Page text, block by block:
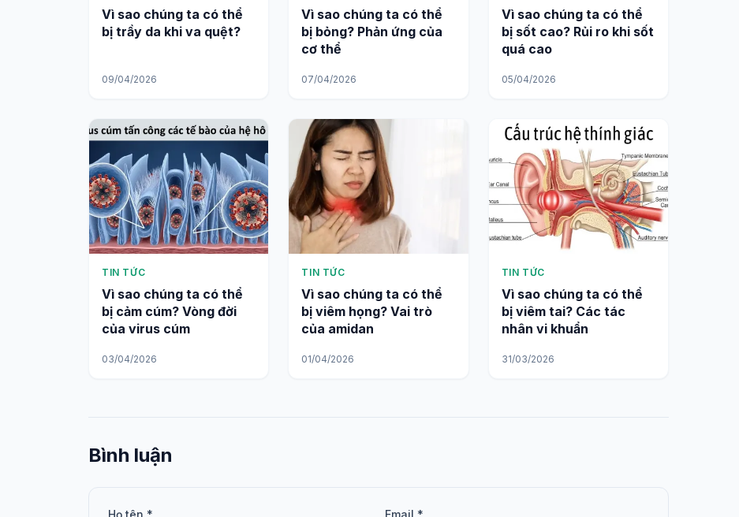
Vì sao chúng ta có thể
bị trầy da khi va quệt?
09/04/2026
Vì sao chúng ta có thể
bị bỏng? Phản ứng của
cơ thể
07/04/2026
Vì sao chúng ta có thể
bị sốt cao? Rủi ro khi sốt
quá cao
05/04/2026
TIN TỨC
Vì sao chúng ta có thể
bị cảm cúm? Vòng đời
của virus cúm
03/04/2026
TIN TỨC
Vì sao chúng ta có thể
bị viêm họng? Vai trò
của amidan
01/04/2026
TIN TỨC
Vì sao chúng ta có thể
bị viêm tai? Các tác
nhân vi khuẩn
31/03/2026
Bình luận
Họ tên * Email *